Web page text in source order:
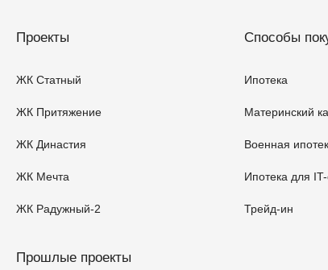
Проекты
ЖК Статный
ЖК Притяжение
ЖК Династия
ЖК Мечта
ЖК Радужный-2
Прошлые проекты
Способы
Ипотека
Материнский
Военная
Ипотека для
Трейд-ин